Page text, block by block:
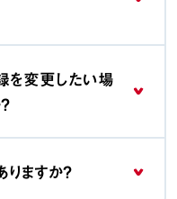
を変更したい場
ますか？